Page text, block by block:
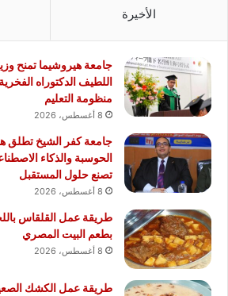
الأخيرة
جامعة هيروشيما تمنح
اللطيف الدكتوراه
منظومة التعليم
8 أغسطس، 2026
جامعة كفر الشيخ تطلق
تصنع حلول المستقبل
8 أغسطس، 2026
طريقة عمل القلقاس
بطعم البيت المصري
8 أغسطس، 2026
طريقة عمل الكشك